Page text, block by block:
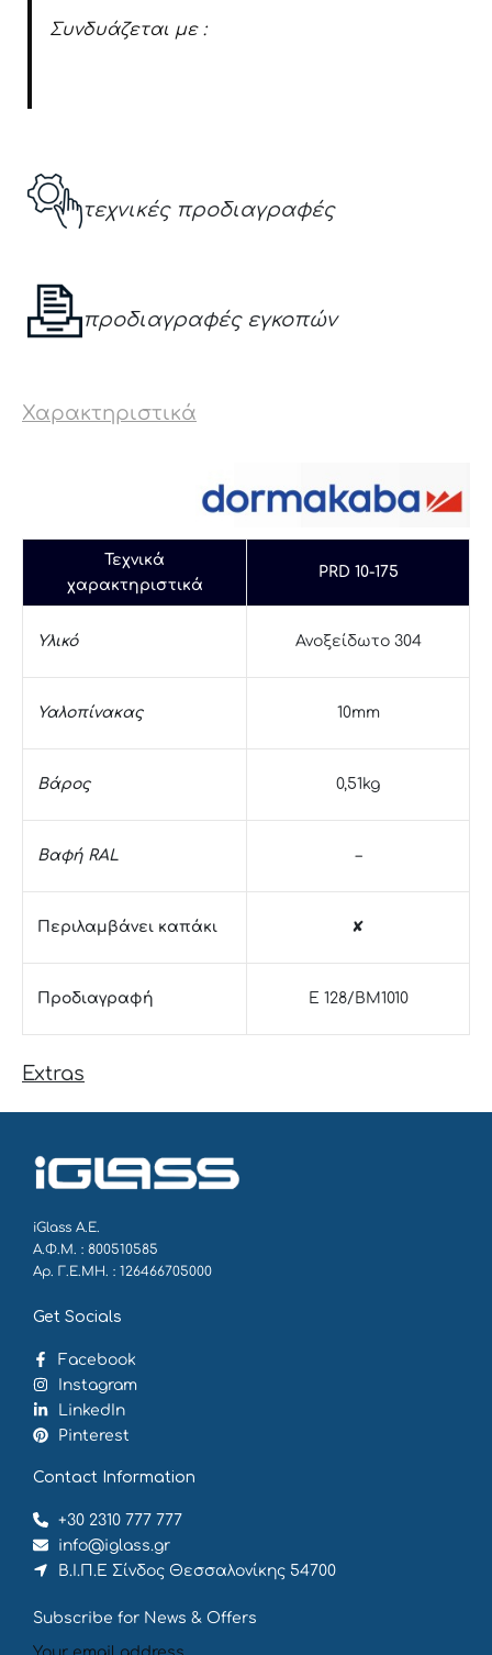
Συνδυάζεται με :
τεχνικές προδιαγραφές
προδιαγραφές εγκοπών
Χαρακτηριστικά
Τεχνικά
χαρακτηριστικά
PRD 10-175
Υλικό Ανοξείδωτο 304
Υαλοπίνακας 10mm
Βάρος 0,51kg
Βαφή RAL –
Περιλαμβάνει καπάκι ✘
Προδιαγραφή E 128/BM1010
Extras
iGlass Α.Ε.
Α.Φ.Μ. : 800510585
Αρ. Γ.Ε.ΜΗ. : 126466705000
Get Socials
Facebook
Instagram
LinkedIn
Pinterest
Contact Information
+30 2310 777 777
info@iglass.gr
Β.Ι.Π.Ε Σίνδος Θεσσαλονίκης 54700
Subscribe for News & Offers